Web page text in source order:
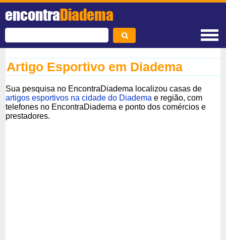
encontraDiadema
Artigo Esportivo em Diadema
Sua pesquisa no EncontraDiadema localizou casas de
artigos esportivos na cidade do Diadema e região, com
telefones no EncontraDiadema e ponto dos comércios e
prestadores.